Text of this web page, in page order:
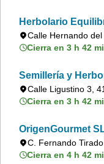
Herbolario
Calle Hernando
Cierra en 3 h 42
Semillería y
Calle Ligustino 3,
Cierra en 3 h 42
OrigenGourmet
C. Fernando
Cierra en 4 h 42